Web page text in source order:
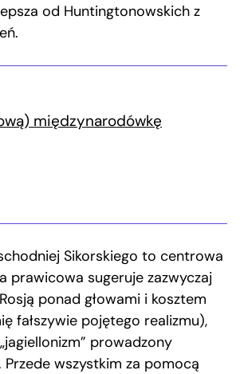
od Huntingtonowskich z
międzynarodówkę
Sikorskiego to centrowa
prawicowa sugeruje zazwyczaj
ponad głowami i kosztem
fałszywie pojętego realizmu),
prowadzony
Przede wszystkim za pomocą